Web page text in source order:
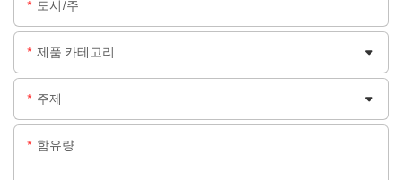
도시/주
제품 카테고리
주제
함유량